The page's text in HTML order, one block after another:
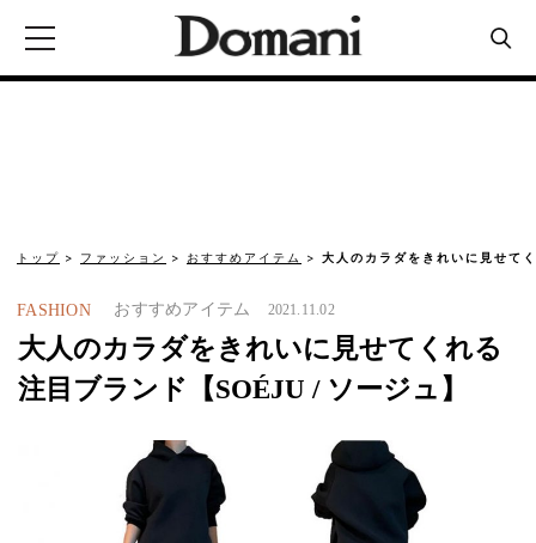
トップ ファッション おすすめアイテム 大人のカラダをきれいに見せて
FASHION おすすめアイテム 2021.11.02
大人のカラダをきれいに見せてくれる
注目ブランド【SOÉJU / ソージュ】